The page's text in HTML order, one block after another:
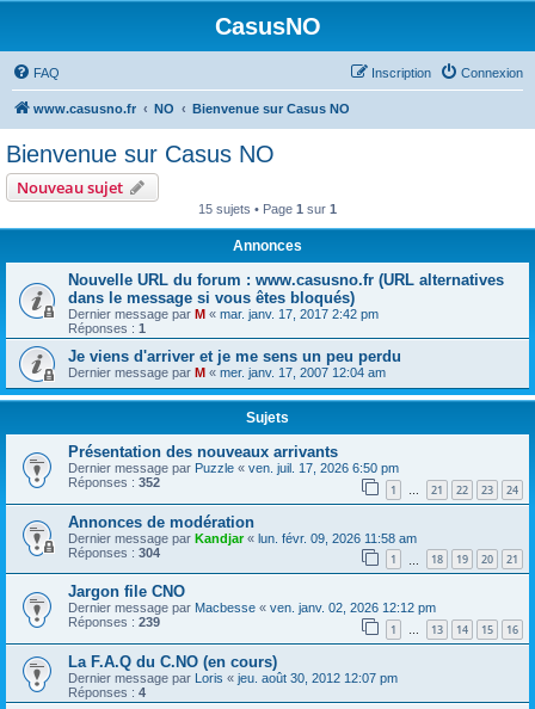
CasusNO
FAQ Connexion
Inscription
www.casusno.fr NO Bienvenue sur Casus NO
Bienvenue sur Casus NO
Nouveau sujet
15 sujets • Page 1 sur 1
Annonces
Nouvelle URL du forum : www.casusno.fr (URL alternatives
dans le message si vous êtes bloqués)
Dernier message par M « mar. janv. 17, 2017 2:42 pm
Réponses : 1
Je viens d'arriver et je me sens un peu perdu
Dernier message par M « mer. janv. 17, 2007 12:04 am
Sujets
Présentation des nouveaux arrivants
Dernier message par Puzzle « ven. juil. 17, 2026 6:50 pm
Réponses : 352 1 … 21 22 23 24
Annonces de modération
Dernier message par Kandjar« lun. févr. 09, 2026 11:58 am
Réponses : 304 1 18 19 20 21
Jargon file CNO
Dernier message par Macbesse « ven. janv. 02, 2026 12:12 pm
Réponses : 239 1 … 13 14 15 16
La F.A.Q du C.NO (en cours)
Dernier message par Loris « jeu. août 30, 2012 12:07 pm
Réponses : 4